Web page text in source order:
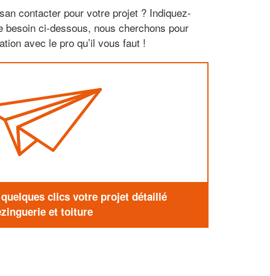
contacter pour votre projet ? Indiquez-
besoin ci-dessous, nous cherchons pour
avec le pro qu’il vous faut !
clics votre projet détaillé
et toiture